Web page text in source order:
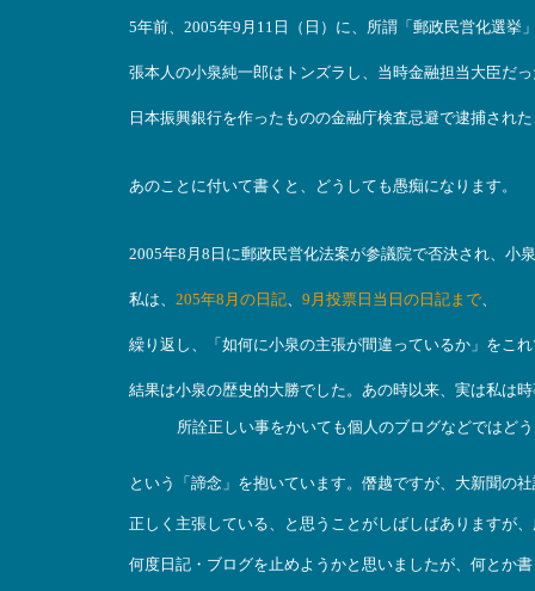
5年前、2005年9月11日（日）に、所謂「郵政民営化選挙
張本人の小泉純一郎はトンズラし、当時金融担当大臣だ
日本振興銀行を作ったものの金融庁検査忌避で逮捕され
あのことに付いて書くと、どうしても愚痴になります。
2005年8月8日に郵政民営化法案が参議院で否決され、小
私は、 205年8月の日記、 9月投票日当日の日記まで、
繰り返し、「如何に小泉の主張が間違っているか」をこ
結果は小泉の歴史的大勝でした。あの時以来、実は私は
所詮正しい事をかいても個人のブログなどではど
という「諦念」を抱いています。僭越ですが、大新聞の
正しく主張している、と思うことがしばしばありますが
何度日記・ブログを止めようかと思いましたが、何とか